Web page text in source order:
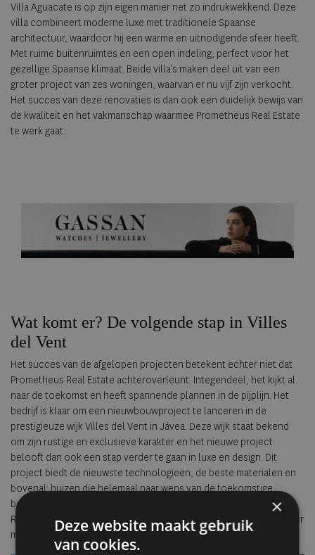
Villa Aguacate is op zijn eigen manier net zo indrukwekkend. Deze
villa combineert moderne luxe met traditionele Spaanse
architectuur, waardoor hij een warme en uitnodigende sfeer heeft.
Met ruime buitenruimtes en een open indeling, perfect voor het
gezellige Spaanse klimaat. Beide villa’s maken deel uit van een
groter project van zes woningen, waarvan er nu vijf zijn verkocht.
Het succes van deze renovaties is dan ook een duidelijk bewijs van
de kwaliteit en het vakmanschap waarmee Prometheus Real Estate
te werk gaat.
Wat komt er? De volgende stap in Villes
del Vent
Het succes van de afgelopen projecten betekent echter niet dat
Prometheus Real Estate achteroverleunt. Integendeel, het kijkt al
naar de toekomst en heeft spannende plannen in de pijplijn. Het
bedrijf is klaar om een nieuwbouwproject te lanceren in de
prestigieuze wijk Villes del Vent in Jávea. Deze wijk staat bekend
om zijn rustige en exclusieve karakter en het nieuwe project
belooft dan ook een stap verder te gaan in luxe en design. Dit
project biedt de nieuwste technologieën, de beste materialen en
bovenal: huizen die helemaal naar wens van de toekomstige
bewoners worden gerealiseerd. En dat is precies wat Prometheus
Real Estate onderscheidt van andere ontwikkelaars: de passie voor
maatwerk en het leveren van kwaliteit op elk niveau.
×
Deze website maakt gebruik
van cookies.